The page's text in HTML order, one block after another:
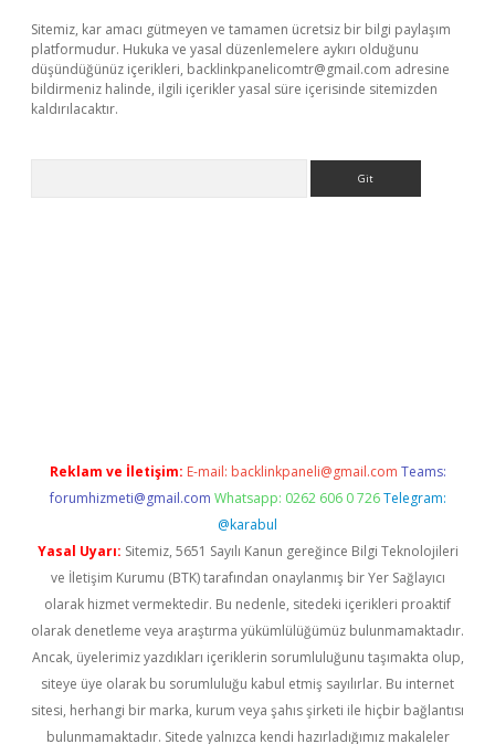
Sitemiz, kar amacı gütmeyen ve tamamen ücretsiz bir bilgi paylaşım
platformudur. Hukuka ve yasal düzenlemelere aykırı olduğunu
düşündüğünüz içerikleri, backlinkpanelicomtr@gmail.com adresine
bildirmeniz halinde, ilgili içerikler yasal süre içerisinde sitemizden
kaldırılacaktır.
Reklam ve İletişim: E-mail: backlinkpaneli@gmail.com Teams:
forumhizmeti@gmail.com Whatsapp: 0262 606 0 726 Telegram:
@karabul
Yasal Uyarı: Sitemiz, 5651 Sayılı Kanun gereğince Bilgi Teknolojileri
ve İletişim Kurumu (BTK) tarafından onaylanmış bir Yer Sağlayıcı
olarak hizmet vermektedir. Bu nedenle, sitedeki içerikleri proaktif
olarak denetleme veya araştırma yükümlülüğümüz bulunmamaktadır.
Ancak, üyelerimiz yazdıkları içeriklerin sorumluluğunu taşımakta olup,
siteye üye olarak bu sorumluluğu kabul etmiş sayılırlar. Bu internet
sitesi, herhangi bir marka, kurum veya şahıs şirketi ile hiçbir bağlantısı
bulunmamaktadır. Sitede yalnızca kendi hazırladığımız makaleler